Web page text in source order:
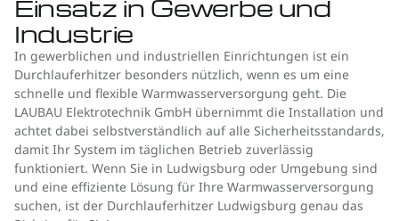
Einsatz in Gewerbe und
Industrie
In gewerblichen und industriellen Einrichtungen ist ein
Durchlauferhitzer besonders nützlich, wenn es um eine
schnelle und flexible Warmwasserversorgung geht. Die
LAUBAU Elektrotechnik GmbH übernimmt die Installation und
achtet dabei selbstverständlich auf alle Sicherheitsstandards,
damit Ihr System im täglichen Betrieb zuverlässig
funktioniert. Wenn Sie in Ludwigsburg oder Umgebung sind
und eine effiziente Lösung für Ihre Warmwasserversorgung
suchen, ist der Durchlauferhitzer Ludwigsburg genau das